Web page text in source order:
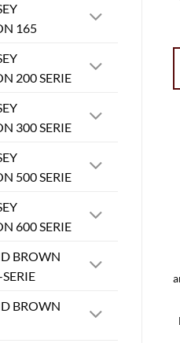
165
200 SERIE
300 SERIE
500 SERIE
600 SERIE
BROWN
BROWN